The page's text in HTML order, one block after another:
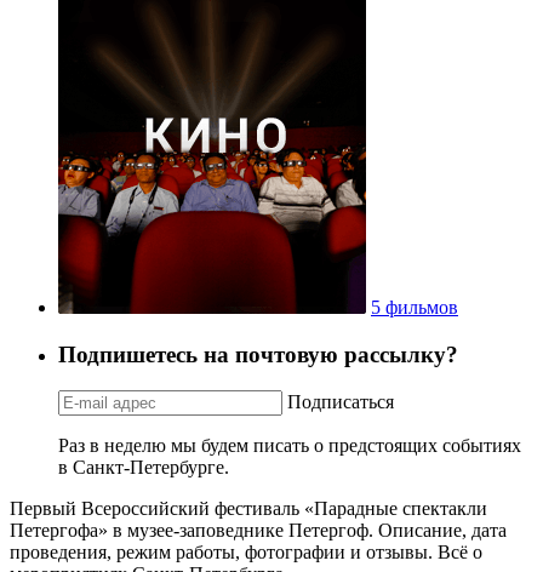
5 фильмов
Подпишетесь на почтовую рассылку?
Подписаться
Раз в неделю мы будем писать о предстоящих событиях
в Санкт-Петербурге.
Первый Всероссийский фестиваль «Парадные спектакли
Петергофа» в музее-заповеднике Петергоф. Описание, дата
проведения, режим работы, фотографии и отзывы. Всё о